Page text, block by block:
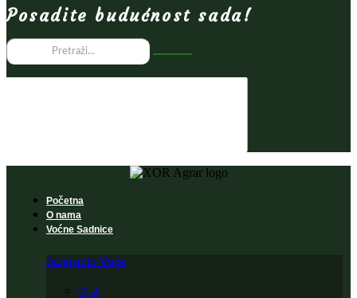
Posadite budućnost sada!
Početna
O nama
Voćne Sadnice
Jezgrasto Voće
Orah